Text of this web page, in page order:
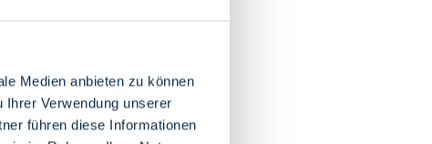
Medien anbieten zu können
Verwendung unserer
führen diese Informationen